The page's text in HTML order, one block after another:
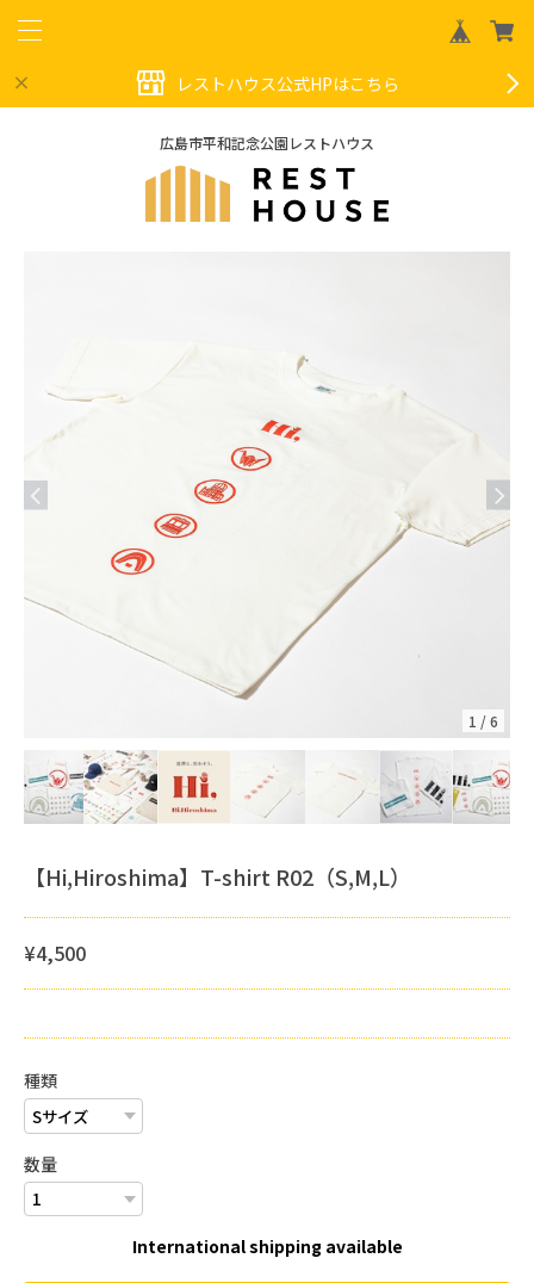
レストハウス公式HPはこちら
広島市平和記念公園レストハウス
1 /6
【Hi,Hiroshima】T-shirt R02（S,M,L）
¥4,500
種類
数量
International shipping available